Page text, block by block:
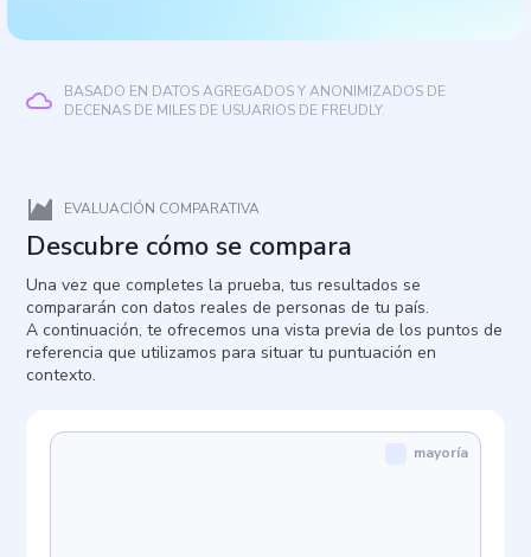
BASADO EN DATOS AGREGADOS Y ANONIMIZADOS DE
DECENAS DE MILES DE USUARIOS DE FREUDLY.
EVALUACIÓN COMPARATIVA
Descubre cómo se compara
Una vez que completes la prueba, tus resultados se
compararán con datos reales de personas de tu país.
A continuación, te ofrecemos una vista previa de los puntos de
referencia que utilizamos para situar tu puntuación en
contexto.
mayoría